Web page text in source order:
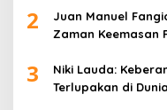
2
Juan Manuel
Zaman Keemasan
3
Niki Lauda:
Terlupakan di